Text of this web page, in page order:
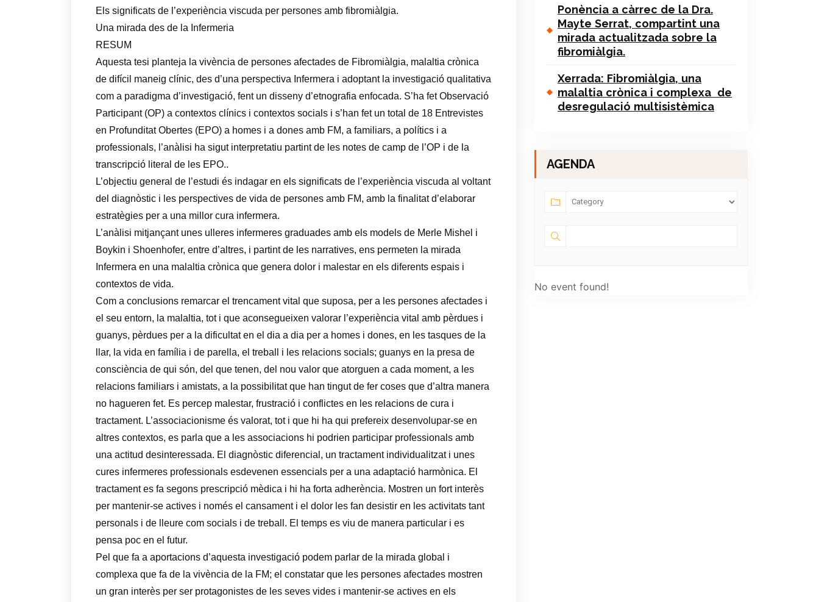
Els significats de l’experiència viscuda per persones amb fibromiàlgia.
Una mirada des de la Infermeria
RESUM
Aquesta tesi planteja la vivència de persones afectades de Fibromiàlgia, malaltia crònica
de difícil maneig clínic, des d’una perspectiva Infermera i adoptant la investigació qualitativa
com a paradigma d’investigació, fent un disseny d’etnografia enfocada. S’ha fet Observació
Participant (OP) a contextos clínics i contextos socials i s’han fet un total de 18 Entrevistes
en Profunditat Obertes (EPO) a homes i a dones amb FM, a familiars, a polítics i a
professionals, l’anàlisi ha sigut interpretatiu partint de les notes de camp de l’OP i de la
transcripció literal de les EPO..
L’objectiu general de l’estudi és indagar en els significats de l’experiència viscuda al voltant
del diagnòstic i les perspectives de vida de persones amb FM, amb la finalitat d’elaborar
estratègies per a una millor cura infermera.
L’anàlisi mitjançant unes ulleres infermeres graduades amb els models de Merle Mishel i
Boykin i Shoenhofer, entre d’altres, i partint de les narratives, ens permeten la mirada
Infermera en una malaltia crònica que genera dolor i malestar en els diferents espais i
contextos de vida.
Com a conclusions remarcar el trencament vital que suposa, per a les persones afectades i
el seu entorn, la malaltia, tot i que aconsegueixen valorar l’experiència vital amb pèrdues i
guanys, pèrdues per a la dificultat en el dia a dia per a homes i dones, en les tasques de la
llar, la vida en família i de parella, el treball i les relacions socials; guanys en la presa de
consciència de qui són, del que tenen, del nou valor que atorguen a cada moment, a les
relacions familiars i amistats, a la possibilitat que han tingut de fer coses que d’altra manera
no hagueren fet. Es percep malestar, frustració i conflictes en les relacions de cura i
tractament. L’associacionisme és valorat, tot i que hi ha qui prefereix desenvolupar-se en
altres contextos, es parla que a les associacions hi podrien participar professionals amb
una actitud desinteressada. El diagnòstic diferencial, un tractament individualitzat i unes
cures infermeres professionals esdevenen essencials per a una adaptació harmònica. El
tractament es fa segons prescripció mèdica i hi ha forta adherència. Mostren un fort interès
per mantenir-se actives i només el cansament i el dolor les fan desistir en les activitats tant
personals i de lleure com socials i de treball. El temps es viu de manera particular i es
pensa poc en el futur.
Pel que fa a aportacions d’aquesta investigació podem parlar de la mirada global i
complexa que fa de la vivència de la FM; el constatar que les persones afectades mostren
un gran interès per ser protagonistes de les seves vides i mantenir-se actives en els
Ponència a càrrec de la Dra.
Mayte Serrat, compartint una
mirada actualitzada sobre la
fibromiàlgia.
Xerrada: Fibromiàlgia, una
malaltia crònica i complexa de
desregulació multisistèmica
AGENDA
No event found!